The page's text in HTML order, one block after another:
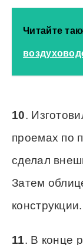
Читайте
10.
проемах по
сделал
Затем
конструкции.
11. В конце